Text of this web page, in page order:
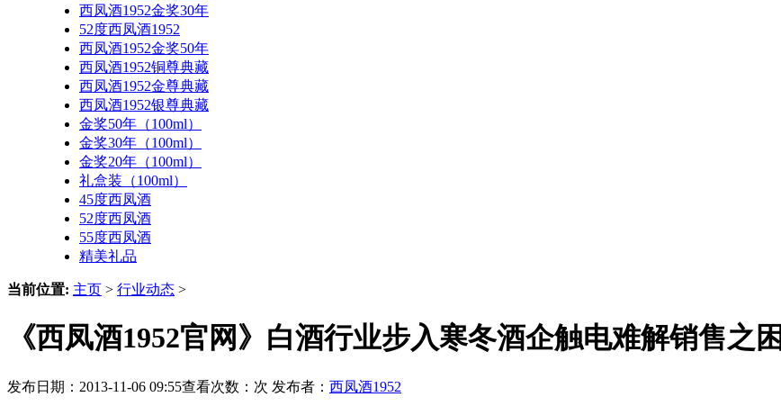
西凤酒1952金奖30年
52度西凤酒1952
西凤酒1952金奖50年
西凤酒1952铜尊典藏
西凤酒1952金尊典藏
西凤酒1952银尊典藏
金奖50年（100ml）
金奖30年（100ml）
金奖20年（100ml）
礼盒装（100ml）
45度西凤酒
52度西凤酒
55度西凤酒
精美礼品
当前位置: 主页 > 行业动态 >
《西凤酒1952官网》白酒行业步入寒冬酒企触电难解销售之困
发布日期：2013-11-06 09:55查看次数： 次 发布者： 西凤酒1952